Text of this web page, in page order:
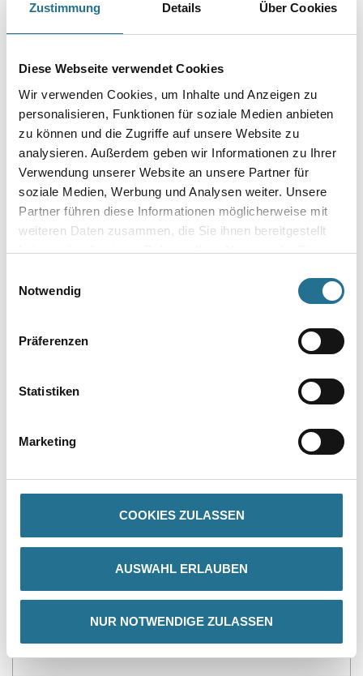
Zustimmung Details Über Cookies
Diese Webseite verwendet Cookies
Wir verwenden Cookies, um Inhalte und Anzeigen zu
personalisieren, Funktionen für soziale Medien anbieten
zu können und die Zugriffe auf unsere Website zu
analysieren. Außerdem geben wir Informationen zu Ihrer
Verwendung unserer Website an unsere Partner für
soziale Medien, Werbung und Analysen weiter. Unsere
Partner führen diese Informationen möglicherweise mit
weiteren Daten zusammen, die Sie ihnen bereitgestellt
haben oder die sie im Rahmen Ihrer Nutzung der Dienste
Notwendig
Präferenzen
Statistiken
Marketing
COOKIES ZULASSEN
AUSWAHL ERLAUBEN
NUR NOTWENDIGE ZULASSEN
Breite in centimeter
Gebinde
- Aus Polyblend auf Basis PVC ( REACH-konform) selbstklebend
ausgestattet
- Starke Haftung mit Remur-Markenklebeband von Uzin
- , lösungsmittelfrei, weichmacherresistent
- TFC totally chlorine-free